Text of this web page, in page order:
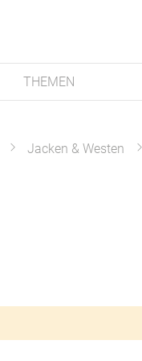
THEMEN
Jacken & Westen